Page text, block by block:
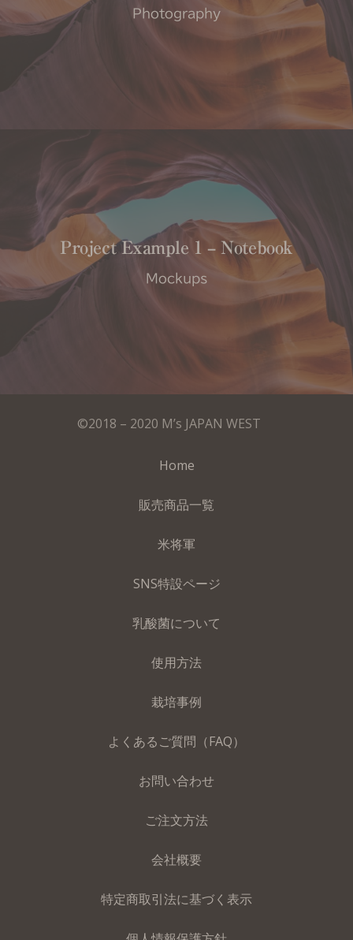
Photography
Project Example 1 – Notebook
Mockups
©2018 – 2020 M’s JAPAN WEST
Home
販売商品一覧
米将軍
SNS特設ページ
乳酸菌について
使用方法
栽培事例
よくあるご質問（FAQ）
お問い合わせ
ご注文方法
会社概要
特定商取引法に基づく表示